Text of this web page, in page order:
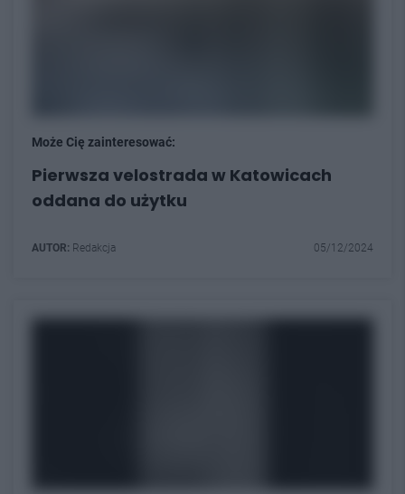
Może Cię zainteresować:
Pierwsza velostrada w Katowicach
oddana do użytku
AUTOR: Redakcja 05/12/2024